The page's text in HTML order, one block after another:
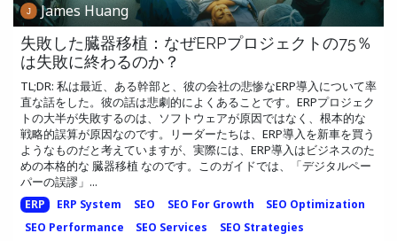
James Huang
失敗した臓器移植：なぜERPプロジェクトの75％
は失敗に終わるのか？
TL;DR: 私は最近、ある幹部と、彼の会社の悲惨なERP導入について率
直な話をした。彼の話は悲劇的によくあることです。ERPプロジェク
トの大半が失敗するのは、ソフトウェアが原因ではなく、根本的な
戦略的誤算が原因なのです。リーダーたちは、ERP導入を新車を買う
ようなものだと考えていますが、実際には、ERP導入はビジネスのた
めの本格的な 臓器移植 なのです。このガイドでは、「デジタルペー
パーの誤謬」...
ERP ERP System SEO SEO For Growth
SEO Optimization
SEO Performance
SEO Services
SEO Strategies